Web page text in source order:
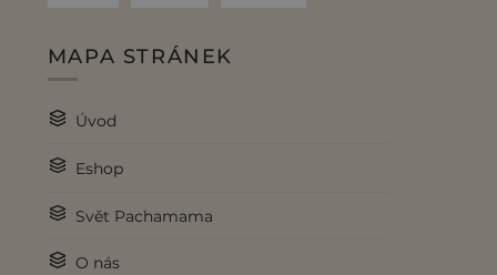
MAPA STRÁNEK
Úvod
Eshop
Svět Pachamama
O nás